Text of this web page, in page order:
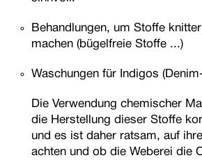
Behandlungen, um Stoffe
machen (bügelfreie Stoffe ...)
Waschungen für Indigos
Die Verwendung chemischer
die Herstellung dieser Stoffe
und es ist daher ratsam, auf
achten und ob die Weberei die